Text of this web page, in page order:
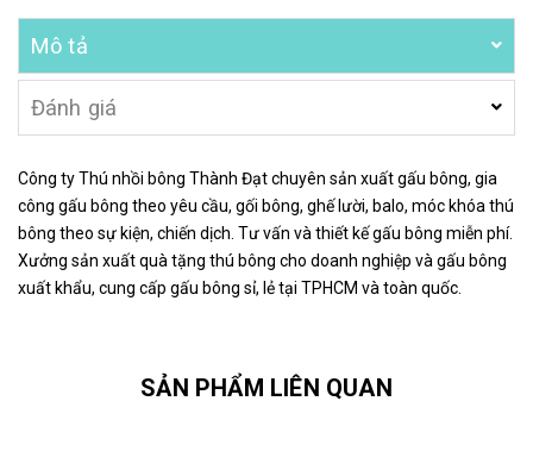
Mô tả
Đánh giá
Công ty Thú nhồi bông Thành Đạt chuyên sản xuất gấu bông, gia
công gấu bông theo yêu cầu, gối bông, ghế lười, balo, móc khóa thú
bông theo sự kiện, chiến dịch. Tư vấn và thiết kế gấu bông miễn phí.
Xưởng sản xuất quà tặng thú bông cho doanh nghiệp và gấu bông
xuất khẩu, cung cấp gấu bông sỉ, lẻ tại TPHCM và toàn quốc.
SẢN PHẨM LIÊN QUAN